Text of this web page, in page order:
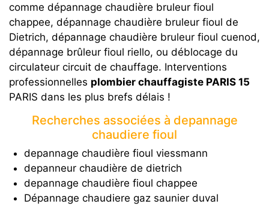
comme dépannage chaudière bruleur fioul
chappee, dépannage chaudière bruleur fioul de
Dietrich, dépannage chaudière bruleur fioul cuenod,
dépannage brûleur fioul riello, ou déblocage du
circulateur circuit de chauffage. Interventions
professionnelles plombier chauffagiste PARIS 15
PARIS dans les plus brefs délais !
Recherches associées à depannage
chaudiere fioul
depannage chaudière fioul viessmann
depanneur chaudière de dietrich
depannage chaudière fioul chappee
Dépannage chaudiere gaz saunier duval